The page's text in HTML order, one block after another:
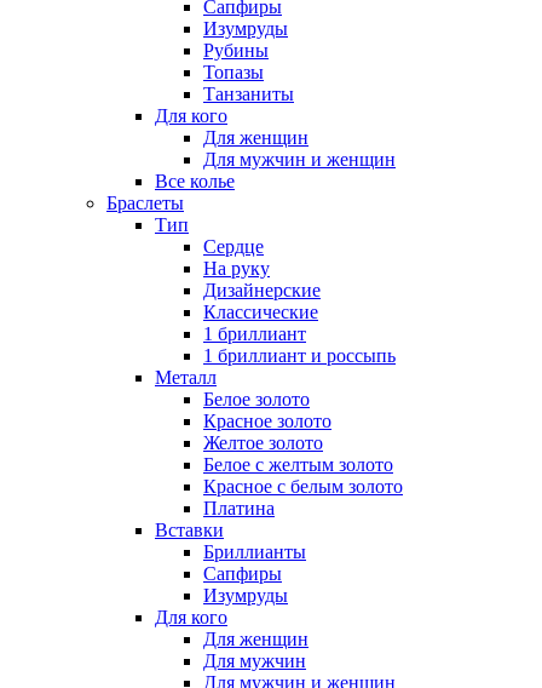
Сапфиры
Изумруды
Рубины
Топазы
Танзаниты
Для кого
Для женщин
Для мужчин и женщин
Все колье
Браслеты
Тип
Сердце
На руку
Дизайнерские
Классические
1 бриллиант
1 бриллиант и россыпь
Металл
Белое золото
Красное золото
Желтое золото
Белое с желтым золото
Красное с белым золото
Платина
Вставки
Бриллианты
Сапфиры
Изумруды
Для кого
Для женщин
Для мужчин
Для мужчин и женщин